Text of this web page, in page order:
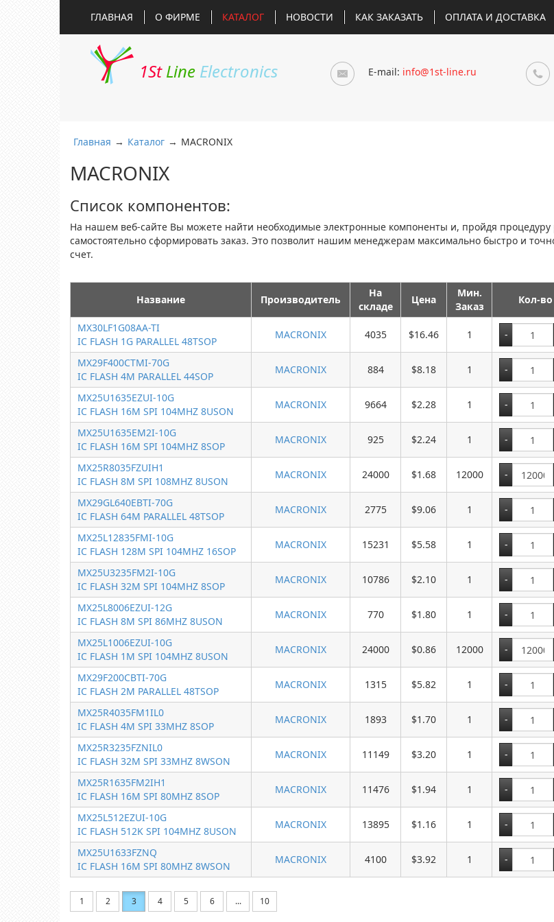
ГЛАВНАЯ О ФИРМЕ КАТАЛОГ НОВОСТИ КАК ЗАКАЗАТЬ ОПЛАТА И ДОСТАВКА
1St Line Electronics E-mail: info@1st-line.ru
Главная → Каталог → MACRONIX
MACRONIX
Список компонентов:
На нашем веб-сайте Вы можете найти необходимые электронные компоненты и, пройдя процедуру
самостоятельно сформировать заказ. Это позволит нашим менеджерам максимально быстро и
счет.
Название Производитель
На
складе
Цена
Мин.
Заказ
Кол-во
MX30LF1G08AA-TI
IC FLASH 1G PARALLEL 48TSOP
MACRONIX 4035 $16.46 1
MX29F400CTMI-70G
IC FLASH 4M PARALLEL 44SOP
MACRONIX 884 $8.18 1
MX25U1635EZUI-10G
IC FLASH 16M SPI 104MHZ 8USON
MACRONIX 9664 $2.28 1
MX25U1635EM2I-10G
IC FLASH 16M SPI 104MHZ 8SOP
MACRONIX 925 $2.24 1
MX25R8035FZUIH1
IC FLASH 8M SPI 108MHZ 8USON
MACRONIX 24000 $1.68 12000
MX29GL640EBTI-70G
IC FLASH 64M PARALLEL 48TSOP
MACRONIX 2775 $9.06 1
MX25L12835FMI-10G
IC FLASH 128M SPI 104MHZ 16SOP
MACRONIX 15231 $5.58 1
MX25U3235FM2I-10G
IC FLASH 32M SPI 104MHZ 8SOP
MACRONIX 10786 $2.10 1
MX25L8006EZUI-12G
IC FLASH 8M SPI 86MHZ 8USON
MACRONIX 770 $1.80 1
MX25L1006EZUI-10G
IC FLASH 1M SPI 104MHZ 8USON
MACRONIX 24000 $0.86 12000
MX29F200CBTI-70G
IC FLASH 2M PARALLEL 48TSOP
MACRONIX 1315 $5.82 1
MX25R4035FM1IL0
IC FLASH 4M SPI 33MHZ 8SOP
MACRONIX 1893 $1.70 1
MX25R3235FZNIL0
IC FLASH 32M SPI 33MHZ 8WSON
MACRONIX 11149 $3.20 1
MX25R1635FM2IH1
IC FLASH 16M SPI 80MHZ 8SOP
MACRONIX 11476 $1.94 1
MX25L512EZUI-10G
IC FLASH 512K SPI 104MHZ 8USON
MACRONIX 13895 $1.16 1
MX25U1633FZNQ
IC FLASH 16M SPI 80MHZ 8WSON
MACRONIX 4100 $3.92 1
1 2 3 4 5 6 ... 10